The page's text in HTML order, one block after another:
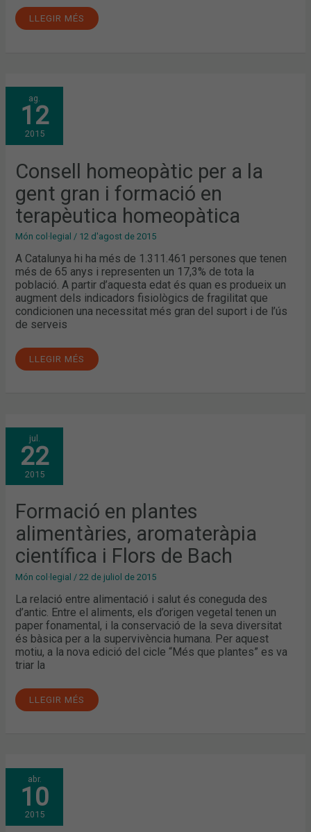
LLEGIR MÉS
ag.
12
2015
Consell homeopàtic per a la
gent gran i formació en
terapèutica homeopàtica
Món col·legial / 12 d'agost de 2015
A Catalunya hi ha més de 1.311.461 persones que tenen
més de 65 anys i representen un 17,3% de tota la
població. A partir d’aquesta edat és quan es produeix un
augment dels indicadors fisiològics de fragilitat que
condicionen una necessitat més gran del suport i de l’ús
de serveis
CONSELL
HOMEOPÀTIC
PER
LA
GENT
GRAN
FORMACIÓ
EN
TERAPÈUTICA
HOMEOPÀTICA
LLEGIR MÉS
jul.
22
2015
Formació en plantes
alimentàries, aromateràpia
científica i Flors de Bach
Món col·legial /22 de juliol de 2015
La relació entre alimentació i salut és coneguda des
d’antic. Entre el aliments, els d’origen vegetal tenen un
paper fonamental, i la conservació de la seva diversitat
és bàsica per a la supervivència humana. Per aquest
motiu, a la nova edició del cicle “Més que plantes” es va
triar la
FORMACIÓ
EN
PLANTES
ALIMENTÀRIES,
AROMATERÀPIA
CIENTÍFICA
I
BACH
LLEGIR MÉS
abr.
10
2015
LA
FARMÀCIA
ES
PREPARA
PER
RESPONDRE
A